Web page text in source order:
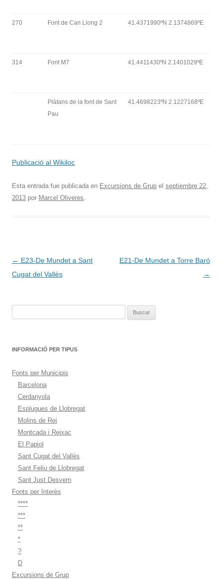
270 Font de Can Llong 2 41.4371990ºN 2.1374869ºE
314 Font M7 41.4411430ºN 2.1401029ºE
Plàtans de la font de Sant
Pau
41.4698223ºN 2.1227168ºE
Publicació al Wikiloc
Esta entrada fue publicada en Excursions de Grup el septiembre 22,
2013 por Marcel Oliveres.
Navegación
de
← E23-De Mundet a Sant
Cugat del Vallès
E21-De Mundet a Torre Baró
→
INFORMACIÓ PER TIPUS
Fonts per Municipis
Barcelona
Cerdanyola
Esplugues de Llobregat
Molins de Rei
Montcada i Reixac
El Papiol
Sant Cugat del Vallès
Sant Feliu de Llobregat
Sant Just Desvern
Fonts per Interès
****
***
**
*
?
D
Excursions de Grup